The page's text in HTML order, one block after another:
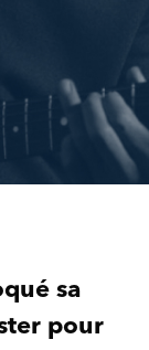
sa
pour